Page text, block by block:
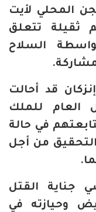
المحلي لأيت
ثقيلة تتعلق
السلاح
قد أحالت
العام للملك
في حالة
من أجل
جناية القتل
وحيازته في